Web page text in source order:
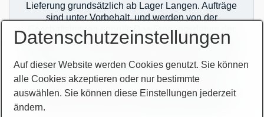
Lieferung grundsätzlich ab Lager Langen. Aufträge
sind unter Vorbehalt, und werden von der
Geschäftsleitung geprüft. Das Eingangsdatum der
Aufträge ist bei Mehrfachverkauf maßgebend. Es gilt
zahlungstechnischer Klärung! Im Übrigen gelten
unsere allgemeinen Geschäftsbedingungen.
Sie finden unsere AGB`s auf unserer Homepage im
Netz oder auf unseren Auftragsbestätigungen.
Datenschutzeinstellungen
Auf dieser Website werden Cookies genutzt. Sie können
alle Cookies akzeptieren oder nur bestimmte
auswählen. Sie können diese Einstellungen jederzeit
ändern.